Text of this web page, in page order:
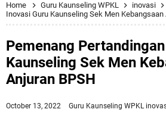
Home Guru Kaunseling WPKL inovasi
Inovasi Guru Kaunseling Sek Men Kebangsaan
Pemenang
Kaunseling Sek Men
Anjuran BPSH
October 13, 2022 Guru Kaunseling WPKL